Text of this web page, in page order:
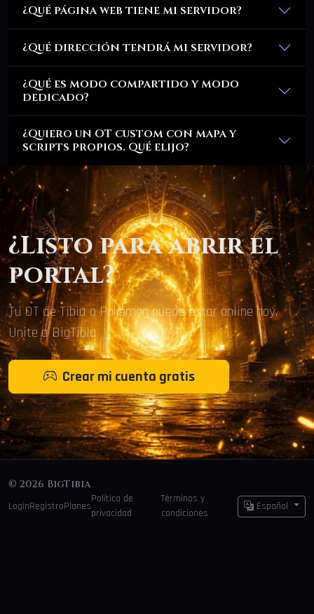
¿Qué página web tiene mi servidor?
¿Qué dirección tendrá mi servidor?
¿Qué es modo compartido y modo
dedicado?
¿Quiero un OT custom con mapa y
scripts propios. Qué elijo?
¿Listo para abrir el
portal?
Tu OT de Tibia o Pokémon puede estar online hoy.
Unite a BigTibia.
Crear mi cuenta gratis
© 2026 BigTibia
LoginRegistroPlanes
Política de
privacidad
Términos y
condiciones
Español